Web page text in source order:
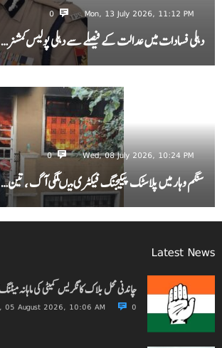
Mon, 13 July 2026, 11:12 PM
0
دہلی فسادات میں عدالت کے فیصلے سے دہلی پولیس کمشنر…
Wed, 08 July 2026, 10:24 PM
0
سنگم وہار میں پلاسٹک پیکیجنگ فیکٹری میںلگی آگ ، تین…
Latest News
چاندنی محل بلاک کانگریس کمیٹی کی ماہانہ میٹنگ
05 August 2026, 10:06 AM 0